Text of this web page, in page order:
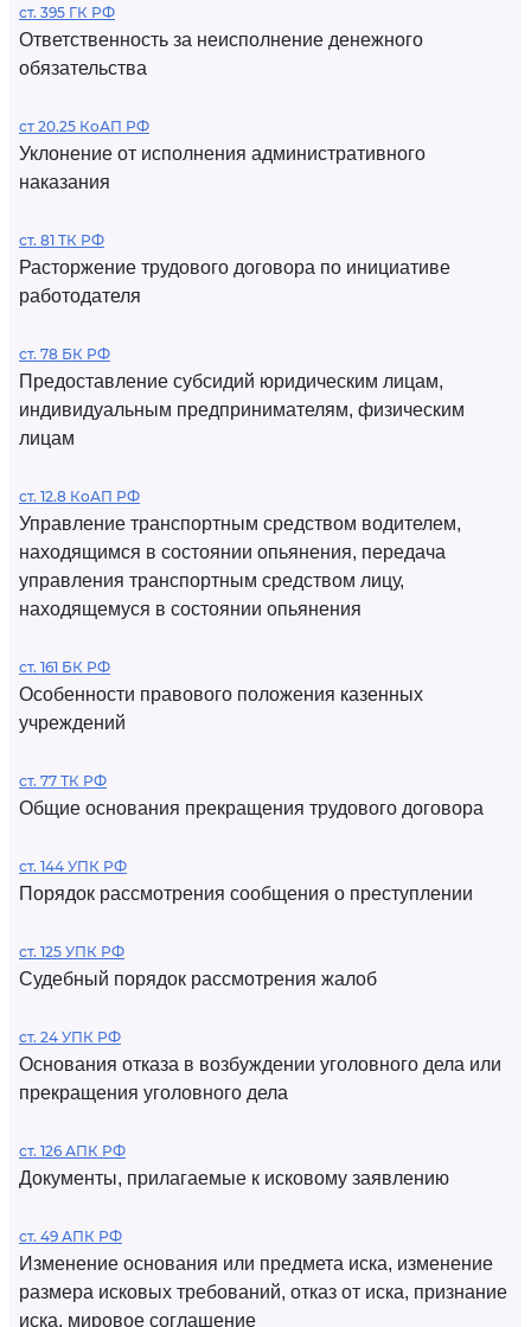
ст. 395 ГК РФ
Ответственность за неисполнение денежного
обязательства
ст 20.25 КоАП РФ
Уклонение от исполнения административного
наказания
ст. 81 ТК РФ
Расторжение трудового договора по инициативе
работодателя
ст. 78 БК РФ
Предоставление субсидий юридическим лицам,
индивидуальным предпринимателям, физическим
лицам
ст. 12.8 КоАП РФ
Управление транспортным средством водителем,
находящимся в состоянии опьянения, передача
управления транспортным средством лицу,
находящемуся в состоянии опьянения
ст. 161 БК РФ
Особенности правового положения казенных
учреждений
ст. 77 ТК РФ
Общие основания прекращения трудового договора
ст. 144 УПК РФ
Порядок рассмотрения сообщения о преступлении
ст. 125 УПК РФ
Судебный порядок рассмотрения жалоб
ст. 24 УПК РФ
Основания отказа в возбуждении уголовного дела или
прекращения уголовного дела
ст. 126 АПК РФ
Документы, прилагаемые к исковому заявлению
ст. 49 АПК РФ
Изменение основания или предмета иска, изменение
размера исковых требований, отказ от иска, признание
иска, мировое соглашение